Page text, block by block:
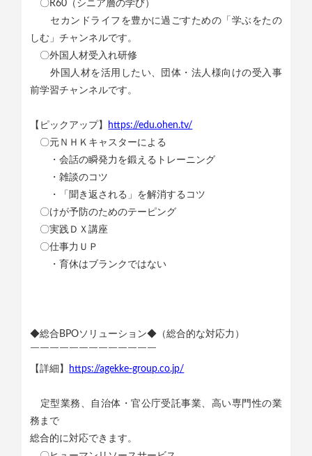
〇R60（シニア層の学び）
セカンドライフを豊かに過ごすための「学ぶをたの
しむ」チャンネルです。
〇外国人材受入れ研修
外国人材を活用したい、団体・法人様向けの受入事
前学習チャンネルです。
【ピックアップ】
https://edu.ohen.tv/
〇元ＮＨＫキャスターによる
・会話の瞬発力を鍛えるトレーニング
・雑談のコツ
・「聞き返される」を解消するコツ
〇けが予防のためのテーピング
〇実践ＤＸ講座
〇仕事力ＵＰ
・育休はブランクではない
◆総合BPOソリューション◆（総合的な対応力）
￣￣￣￣￣￣￣￣￣￣￣￣￣
【詳細】
https://agekke-group.co.jp/
定型業務、自治体・官公庁受託事業、高い専門性の業
務まで
総合的に対応できます。